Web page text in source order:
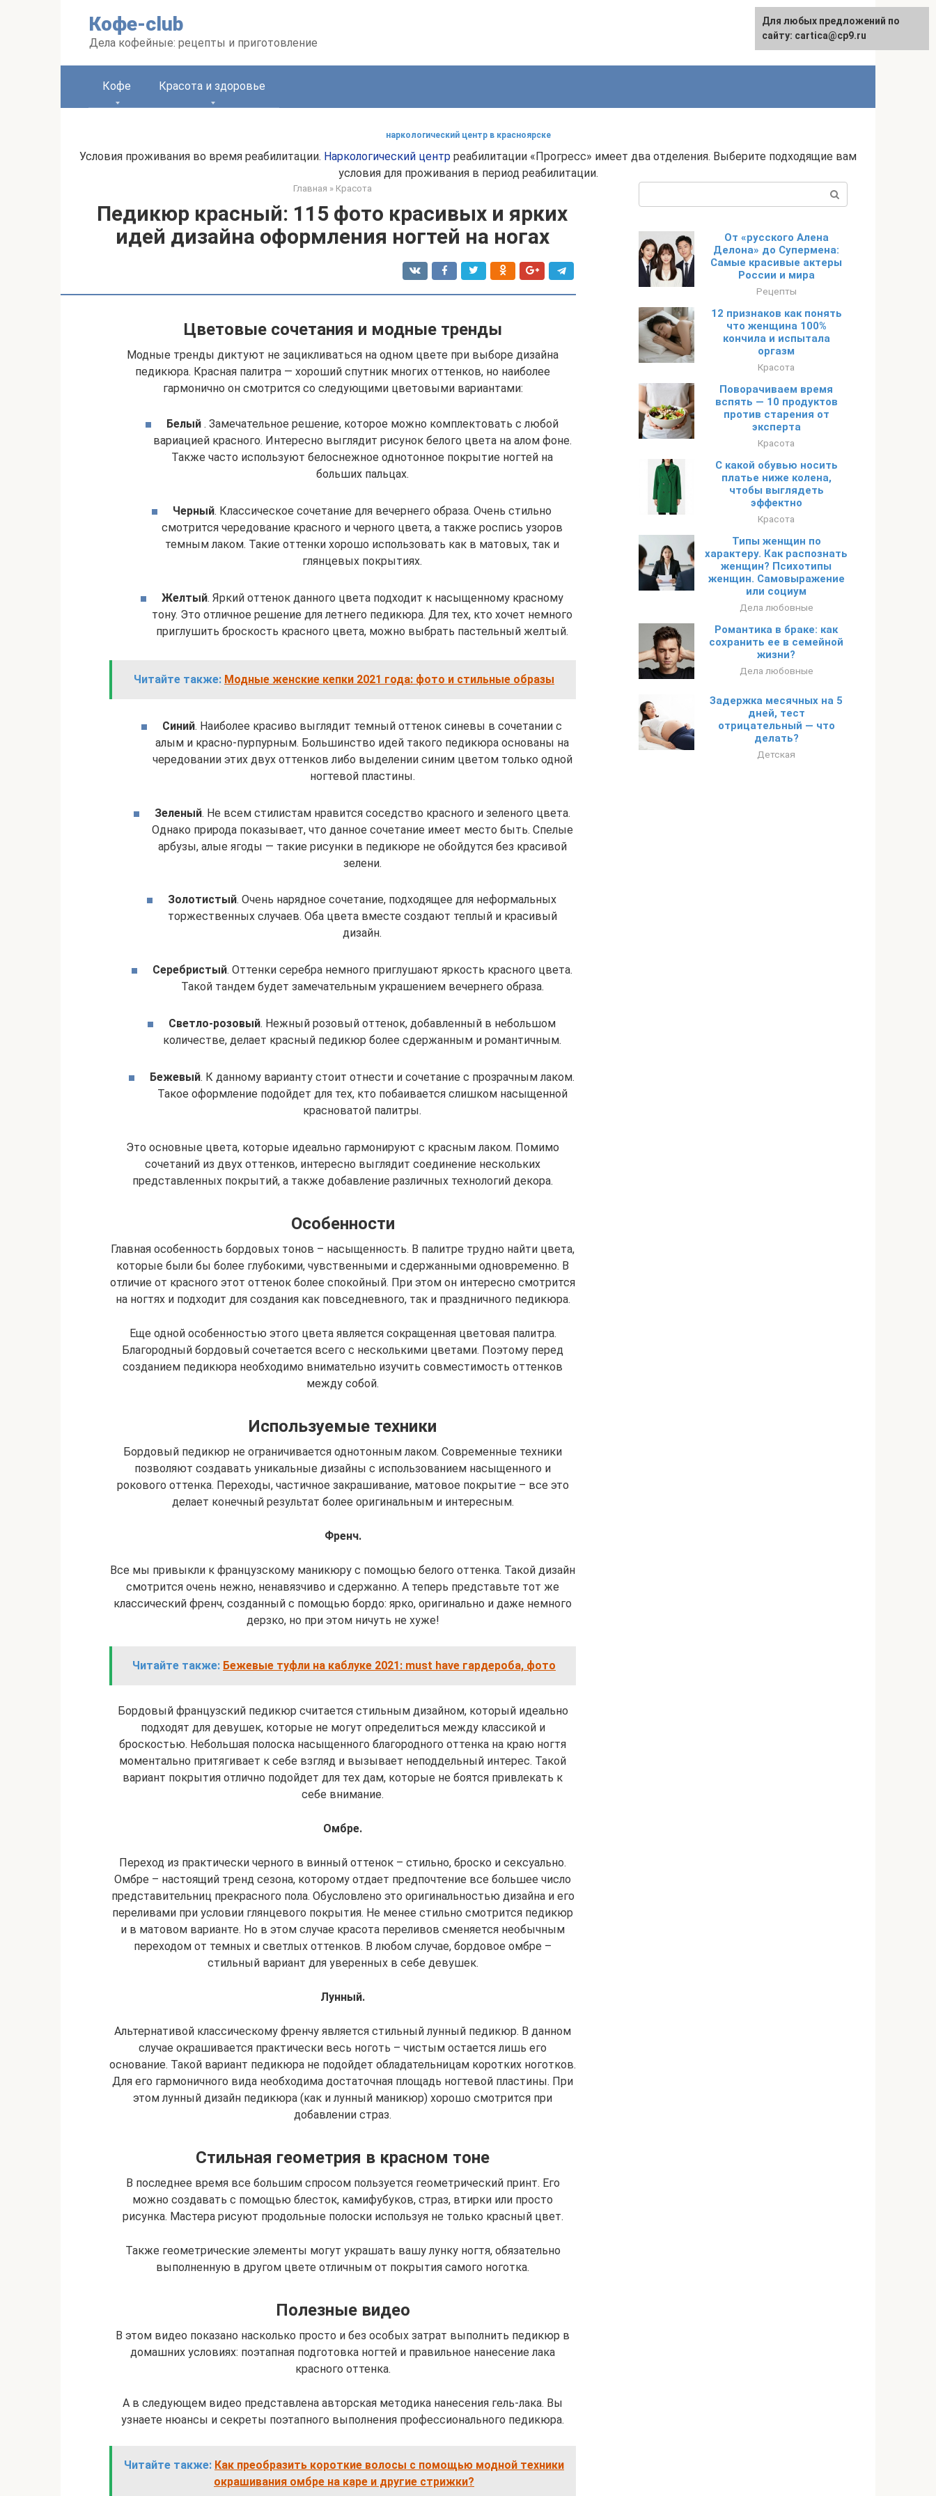
Кофе-club
Дела кофейные: рецепты и приготовление
English
Кофе Красота и здоровье
наркологический центр в красноярске
Условия проживания во время реабилитации. Наркологический центр реабилитации «Прогресс» имеет два отделения. Выберите подходящие вам
условия для проживания в период реабилитации.
Главная » Красота
Педикюр красный: 115 фото красивых и ярких
идей дизайна оформления ногтей на ногах
Цветовые сочетания и модные тренды
Модные тренды диктуют не зацикливаться на одном цвете при выборе дизайна
педикюра. Красная палитра — хороший спутник многих оттенков, но наиболее
гармонично он смотрится со следующими цветовыми вариантами:
Белый. Замечательное решение, которое можно комплектовать с любой
вариацией красного. Интересно выглядит рисунок белого цвета на алом фоне.
Также часто используют белоснежное однотонное покрытие ногтей на
больших пальцах.
Черный. Классическое сочетание для вечернего образа. Очень стильно
смотрится чередование красного и черного цвета, а также роспись узоров
темным лаком. Такие оттенки хорошо использовать как в матовых, так и
глянцевых покрытиях.
Желтый. Яркий оттенок данного цвета подходит к насыщенному красному
тону. Это отличное решение для летнего педикюра. Для тех, кто хочет немного
приглушить броскость красного цвета, можно выбрать пастельный желтый.
Читайте также: Модные женские кепки 2021 года: фото и стильные образы
Синий. Наиболее красиво выглядит темный оттенок синевы в сочетании с
алым и красно-пурпурным. Большинство идей такого педикюра основаны на
чередовании этих двух оттенков либо выделении синим цветом только одной
ногтевой пластины.
Зеленый. Не всем стилистам нравится соседство красного и зеленого цвета.
Однако природа показывает, что данное сочетание имеет место быть. Спелые
арбузы, алые ягоды — такие рисунки в педикюре не обойдутся без красивой
зелени.
Золотистый. Очень нарядное сочетание, подходящее для неформальных
торжественных случаев. Оба цвета вместе создают теплый и красивый
дизайн.
Серебристый. Оттенки серебра немного приглушают яркость красного цвета.
Такой тандем будет замечательным украшением вечернего образа.
Светло-розовый. Нежный розовый оттенок, добавленный в небольшом
количестве, делает красный педикюр более сдержанным и романтичным.
Бежевый. К данному варианту стоит отнести и сочетание с прозрачным лаком.
Такое оформление подойдет для тех, кто побаивается слишком насыщенной
красноватой палитры.
Это основные цвета, которые идеально гармонируют с красным лаком. Помимо
сочетаний из двух оттенков, интересно выглядит соединение нескольких
представленных покрытий, а также добавление различных технологий декора.
Особенности
Главная особенность бордовых тонов – насыщенность. В палитре трудно найти цвета,
которые были бы более глубокими, чувственными и сдержанными одновременно. В
отличие от красного этот оттенок более спокойный. При этом он интересно смотрится
на ногтях и подходит для создания как повседневного, так и праздничного педикюра.
Еще одной особенностью этого цвета является сокращенная цветовая палитра.
Благородный бордовый сочетается всего с несколькими цветами. Поэтому перед
созданием педикюра необходимо внимательно изучить совместимость оттенков
между собой.
Используемые техники
Бордовый педикюр не ограничивается однотонным лаком. Современные техники
позволяют создавать уникальные дизайны с использованием насыщенного и
рокового оттенка. Переходы, частичное закрашивание, матовое покрытие – все это
делает конечный результат более оригинальным и интересным.
Френч.
Все мы привыкли к французскому маникюру с помощью белого оттенка. Такой дизайн
смотрится очень нежно, ненавязчиво и сдержанно. А теперь представьте тот же
классический френч, созданный с помощью бордо: ярко, оригинально и даже немного
дерзко, но при этом ничуть не хуже!
Читайте также: Бежевые туфли на каблуке 2021: must have гардероба, фото
Бордовый французский педикюр считается стильным дизайном, который идеально
подходят для девушек, которые не могут определиться между классикой и
броскостью. Небольшая полоска насыщенного благородного оттенка на краю ногтя
моментально притягивает к себе взгляд и вызывает неподдельный интерес. Такой
вариант покрытия отлично подойдет для тех дам, которые не боятся привлекать к
себе внимание.
Омбре.
Переход из практически черного в винный оттенок – стильно, броско и сексуально.
Омбре – настоящий тренд сезона, которому отдает предпочтение все большее число
представительниц прекрасного пола. Обусловлено это оригинальностью дизайна и его
переливами при условии глянцевого покрытия. Не менее стильно смотрится педикюр
и в матовом варианте. Но в этом случае красота переливов сменяется необычным
переходом от темных и светлых оттенков. В любом случае, бордовое омбре –
стильный вариант для уверенных в себе девушек.
Лунный.
Альтернативой классическому френчу является стильный лунный педикюр. В данном
случае окрашивается практически весь ноготь – чистым остается лишь его
основание. Такой вариант педикюра не подойдет обладательницам коротких ноготков.
Для его гармоничного вида необходима достаточная площадь ногтевой пластины. При
этом лунный дизайн педикюра (как и лунный маникюр) хорошо смотрится при
добавлении страз.
Стильная геометрия в красном тоне
В последнее время все большим спросом пользуется геометрический принт. Его
можно создавать с помощью блесток, камифубуков, страз, втирки или просто
рисунка. Мастера рисуют продольные полоски используя не только красный цвет.
Также геометрические элементы могут украшать вашу лунку ногтя, обязательно
выполненную в другом цвете отличным от покрытия самого ноготка.
Полезные видео
В этом видео показано насколько просто и без особых затрат выполнить педикюр в
домашних условиях: поэтапная подготовка ногтей и правильное нанесение лака
красного оттенка.
А в следующем видео представлена авторская методика нанесения гель-лака. Вы
узнаете нюансы и секреты поэтапного выполнения профессионального педикюра.
Читайте также: Как преобразить короткие волосы с помощью модной техники
окрашивания омбре на каре и другие стрижки?
От «русского Алена
Делона» до Супермена:
Самые красивые актеры
России и мира
Рецепты
12 признаков как понять
что женщина 100%
кончила и испытала
оргазм
Красота
Поворачиваем время
вспять — 10 продуктов
против старения от
эксперта
Красота
С какой обувью носить
платье ниже колена,
чтобы выглядеть
эффектно
Красота
Типы женщин по
характеру. Как распознать
женщин? Психотипы
женщин. Самовыражение
или социум
Дела любовные
Романтика в браке: как
сохранить ее в семейной
жизни?
Дела любовные
Задержка месячных на 5
дней, тест
отрицательный — что
делать?
Детская
Для любых предложений по
сайту: cartica@cp9.ru